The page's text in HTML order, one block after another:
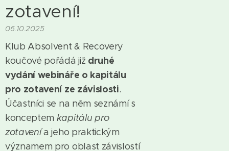
zotavení!
06.10.2025
Klub Absolvent & Recovery
koučové pořádá již druhé
vydání webináře o kapitálu
pro zotavení ze závislosti.
Účastníci se na něm seznámí s
konceptem kapitálu pro
zotavenía jeho praktickým
významem pro oblast závislostí